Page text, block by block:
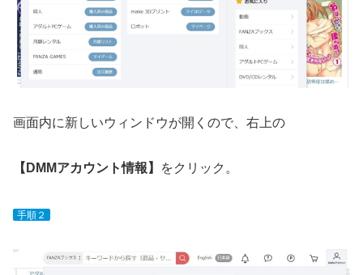
画面内に新しいウィンドウが開くので、右上の
【DMMアカウント情報】 をクリック。
手順２